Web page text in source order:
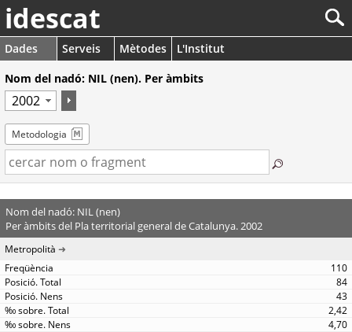
idescat
Dades Serveis Mètodes
L'Institut
Nom del nadó: NIL (nen). Per àmbits
Metodologia
Nom del nadó: NIL (nen)
Per àmbits del Pla territorial general de Catalunya. 2002
Metropolità
110
84
43
2,42
4,70